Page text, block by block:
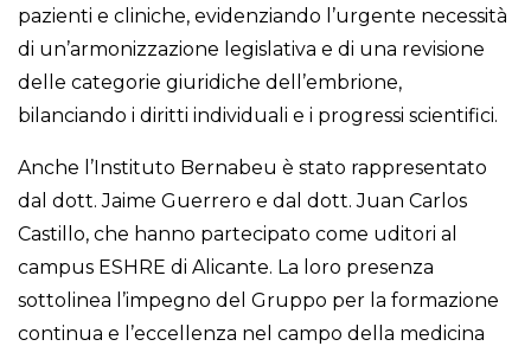
pazienti e cliniche, evidenziando l’urgente necessità
di un’armonizzazione legislativa e di una revisione
delle categorie giuridiche dell’embrione,
bilanciando i diritti individuali e i progressi scientifici.
Anche l’Instituto Bernabeu è stato rappresentato
dal dott. Jaime Guerrero e dal dott. Juan Carlos
Castillo, che hanno partecipato come uditori al
campus ESHRE di Alicante. La loro presenza
sottolinea l’impegno del Gruppo per la formazione
continua e l’eccellenza nel campo della medicina